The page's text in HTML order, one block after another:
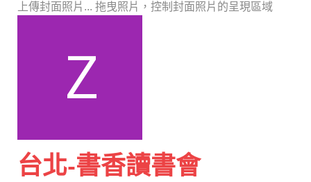
上傳封面照片... 拖曳照片，控制封面照片的呈現區域
台北-書香讀書會